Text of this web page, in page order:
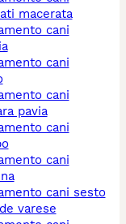
macerata
pavia
varese